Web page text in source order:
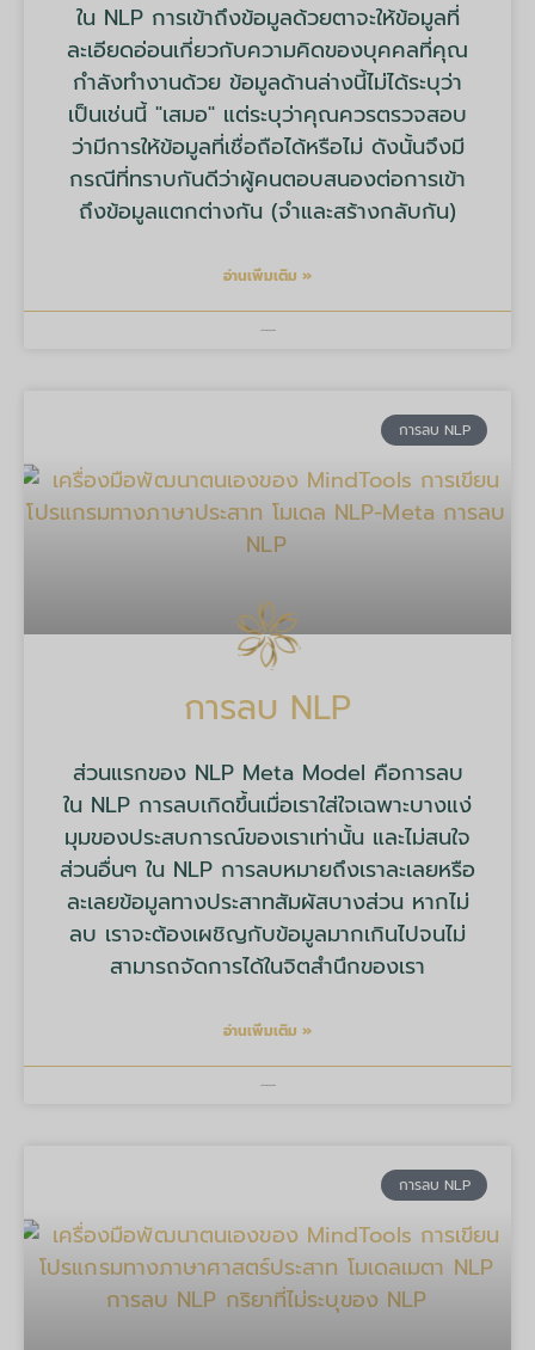
ใน NLP การเข้าถึงข้อมูลด้วยตาจะให้ข้อมูลที่
ละเอียดอ่อนเกี่ยวกับความคิดของบุคคลที่คุณ
กำลังทำงานด้วย ข้อมูลด้านล่างนี้ไม่ได้ระบุว่า
เป็นเช่นนี้ "เสมอ" แต่ระบุว่าคุณควรตรวจสอบ
ว่ามีการให้ข้อมูลที่เชื่อถือได้หรือไม่ ดังนั้นจึงมี
กรณีที่ทราบกันดีว่าผู้คนตอบสนองต่อการเข้า
ถึงข้อมูลแตกต่างกัน (จำและสร้างกลับกัน)
อ่านเพิ่มเติม »
การลบ NLP
การลบ NLP
ส่วนแรกของ NLP Meta Model คือการลบ
ใน NLP การลบเกิดขึ้นเมื่อเราใส่ใจเฉพาะบางแง่
มุมของประสบการณ์ของเราเท่านั้น และไม่สนใจ
ส่วนอื่นๆ ใน NLP การลบหมายถึงเราละเลยหรือ
ละเลยข้อมูลทางประสาทสัมผัสบางส่วน หากไม่
ลบ เราจะต้องเผชิญกับข้อมูลมากเกินไปจนไม่
สามารถจัดการได้ในจิตสำนึกของเรา
อ่านเพิ่มเติม »
การลบ NLP